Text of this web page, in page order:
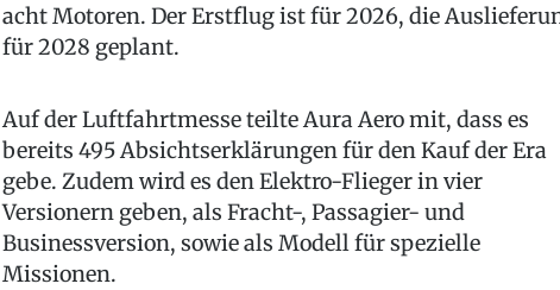
acht Motoren. Der Erstflug ist für 2026, die
für 2028 geplant.
Auf der Luftfahrtmesse teilte Aura Aero mit, dass es
bereits 495 Absichtserklärungen für den Kauf der Era
gebe. Zudem wird es den Elektro-Flieger in vier
Versionern geben, als Fracht-, Passagier- und
Businessversion, sowie als Modell für spezielle
Missionen.